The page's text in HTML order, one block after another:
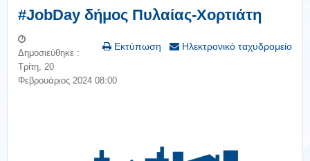
#JobDay δήμος Πυλαίας-Χορτιάτη
Εκτύπωση Ηλεκτρονικό ταχυδρομείο
Δημοσιεύθηκε :
Τρίτη, 20
Φεβρουάριος 2024 08:00